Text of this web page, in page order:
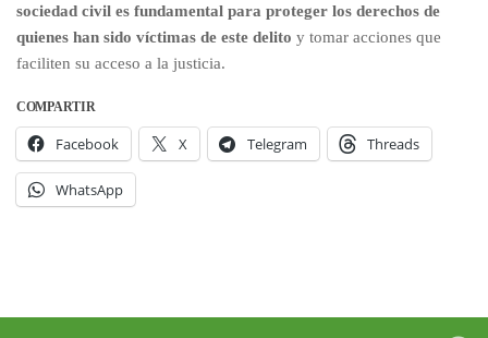
sociedad civil es fundamental para proteger los derechos de
quienes han sido víctimas de este delito y tomar acciones que
faciliten su acceso a la justicia.
COMPARTIR
Facebook X Telegram Threads
WhatsApp